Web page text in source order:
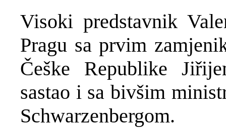
Visoki predstavnik
Pragu sa prvim
Češke Republike
sastao i sa bivšim
Schwarzenbergom.